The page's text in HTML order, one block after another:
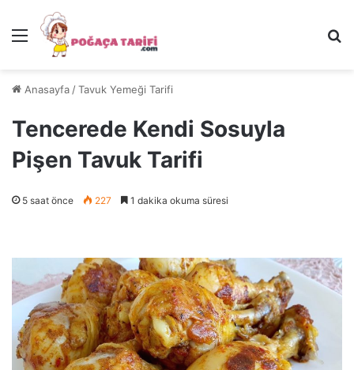
Menü
Anasayfa /Tavuk Yemeği Tarifi
Tencerede Kendi Sosuyla
Pişen Tavuk Tarifi
5 saat önce 227 1 dakika okuma süresi